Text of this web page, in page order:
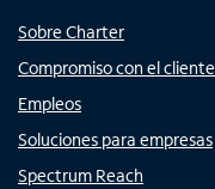
Sobre Charter
Compromiso con el cliente
Empleos
Soluciones para empresas
Spectrum Reach